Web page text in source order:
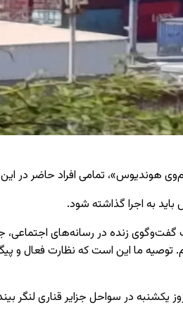
تمامی افراد حاضر در
باید به اجرا گذاشته شود.
زنده در رسانه‌های
توصیه ما این است که نظارت فعال و
در سواحل جزایر قناری لنگر